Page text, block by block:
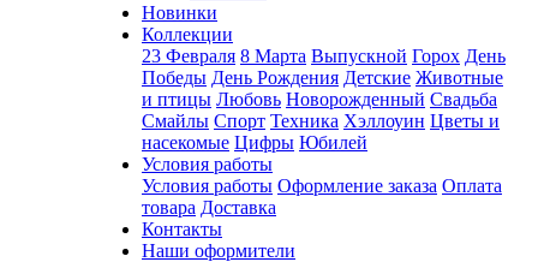
Новинки
Коллекции
23 Февраля 8 Марта Выпускной Горох День
Победы День Рождения Детские Животные
и птицы Любовь Новорожденный Свадьба
Смайлы Спорт Техника Хэллоуин Цветы и
насекомые Цифры Юбилей
Условия работы
Условия работы Оформление заказа Оплата
товара Доставка
Контакты
Наши оформители